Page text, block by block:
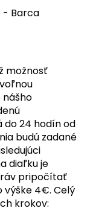
- Barca
možnosť
do 24 hodín od
budú zadané
diaľku je
pripočítať
výške 4€. Celý
krokov: